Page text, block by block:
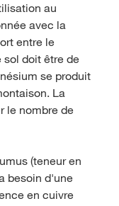
au
avec la
entre le
sol doit être de
se produit
La
le nombre de
(teneur en
besoin d'une
en cuivre